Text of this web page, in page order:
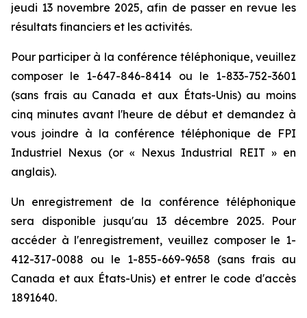
jeudi 13 novembre 2025, afin de passer en revue les
résultats financiers et les activités.
Pour participer à la conférence téléphonique, veuillez
composer le 1-647-846-8414 ou le 1-833-752-3601
(sans frais au Canada et aux États-Unis) au moins
cinq minutes avant l'heure de début et demandez à
vous joindre à la conférence téléphonique de FPI
Industriel Nexus (or « Nexus Industrial REIT » en
anglais).
Un enregistrement de la conférence téléphonique
sera disponible jusqu'au 13 décembre 2025. Pour
accéder à l'enregistrement, veuillez composer le 1-
412-317-0088 ou le 1-855-669-9658 (sans frais au
Canada et aux États-Unis) et entrer le code d'accès
1891640.